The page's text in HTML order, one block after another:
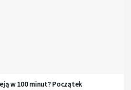
w 100 minut? Początek